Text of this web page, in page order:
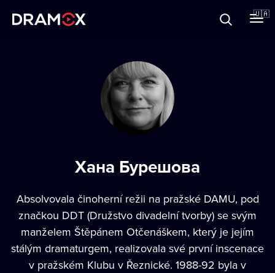
🇺🇦
Зареєструватися
Хана Бурешова
Absolvovala činoherní režii na pražské DAMU, pod
značkou DDT (Družstvo divadelní tvorby) se svým
manželem Štěpánem Otčenáškem, který je jejím
stálým dramaturgem, realizovala své první inscenace
v pražském Klubu v Řeznické. 1988-92 byla v